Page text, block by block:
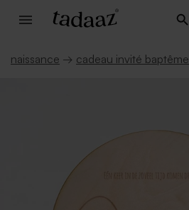
naissance → cadeau invité baptême